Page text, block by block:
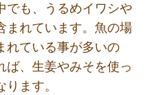
でも、うるめイワシや
まれています。魚の場
れている事が多いの
ば、生姜やみそを使っ
ます。